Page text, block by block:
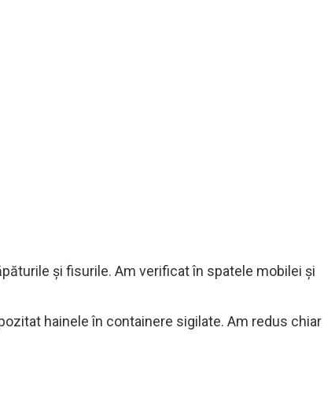
și fisurile. Am verificat în spatele mobilei și
hainele în containere sigilate. Am redus chiar